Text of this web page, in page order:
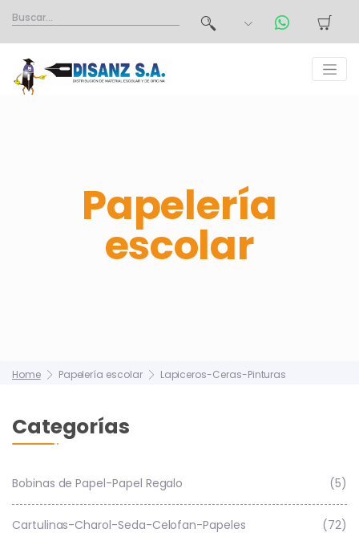
Papelería
escolar
Home Papelería escolar Lapiceros-Ceras-Pinturas
Categorías
Bobinas de Papel-Papel Regalo (5)
Cartulinas-Charol-Seda-Celofan-Papeles (72)